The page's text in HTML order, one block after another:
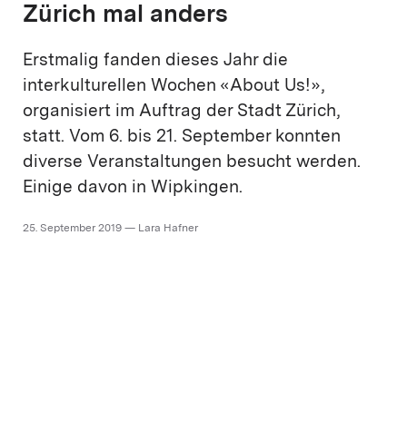
Zürich mal anders
Erstmalig fanden dieses Jahr die
interkulturellen Wochen «About Us!»,
organisiert im Auftrag der Stadt Zürich,
statt. Vom 6. bis 21. September konnten
diverse Veranstaltungen besucht werden.
Einige davon in Wipkingen.
25. September 2019 — Lara Hafner